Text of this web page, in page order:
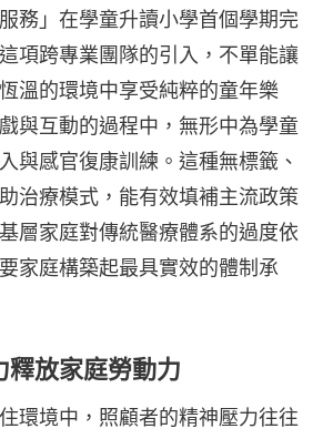
務」在學童升讀小學首個學期完
項跨專業團隊的引入，不單能讓
溫的環境中享受純粹的童年樂
與互動的過程中，無形中為學童
與感官復康訓練。這種無標籤、
治療模式，能有效填補主流政策
層家庭對傳統醫療體系的過度依
家庭構築起最具實效的體制承
釋放家庭勞動力
環境中，照顧者的精神壓力往往